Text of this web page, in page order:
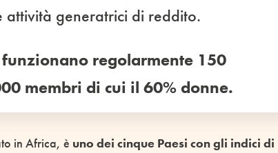
attività generatrici di reddito.
regolarmente 150
membri di cui il 60% donne.
in Africa, è uno dei cinque Paesi con gli indici di